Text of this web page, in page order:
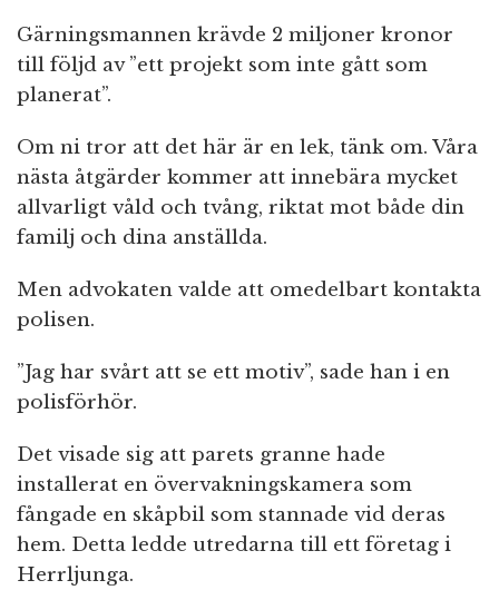
Gärningsmannen krävde 2 miljoner kronor
till följd av ”ett projekt som inte gått som
planerat”.
Om ni tror att det här är en lek, tänk om. Våra
nästa åtgärder kommer att innebära mycket
allvarligt våld och tvång, riktat mot både din
familj och dina anställda.
Men advokaten valde att omedelbart kontakta
polisen.
”Jag har svårt att se ett motiv”, sade han i en
polisförhör.
Det visade sig att parets granne hade
installerat en övervakningskamera som
fångade en skåpbil som stannade vid deras
hem. Detta ledde utredarna till ett företag i
Herrljunga.